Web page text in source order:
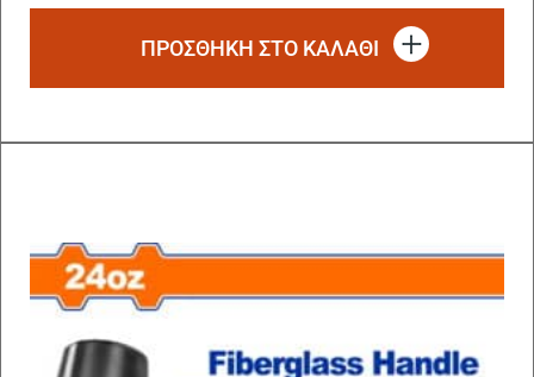
ΠΡΟΣΘΗΚΗ ΣΤΟ ΚΑΛΑΘΙ